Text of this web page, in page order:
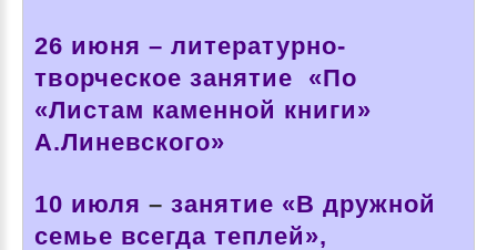
26 июня – литературно-
творческое занятие «По
«Листам каменной книги»
А.Линевского»
10 июля – занятие «В дружной
семье всегда теплей»,